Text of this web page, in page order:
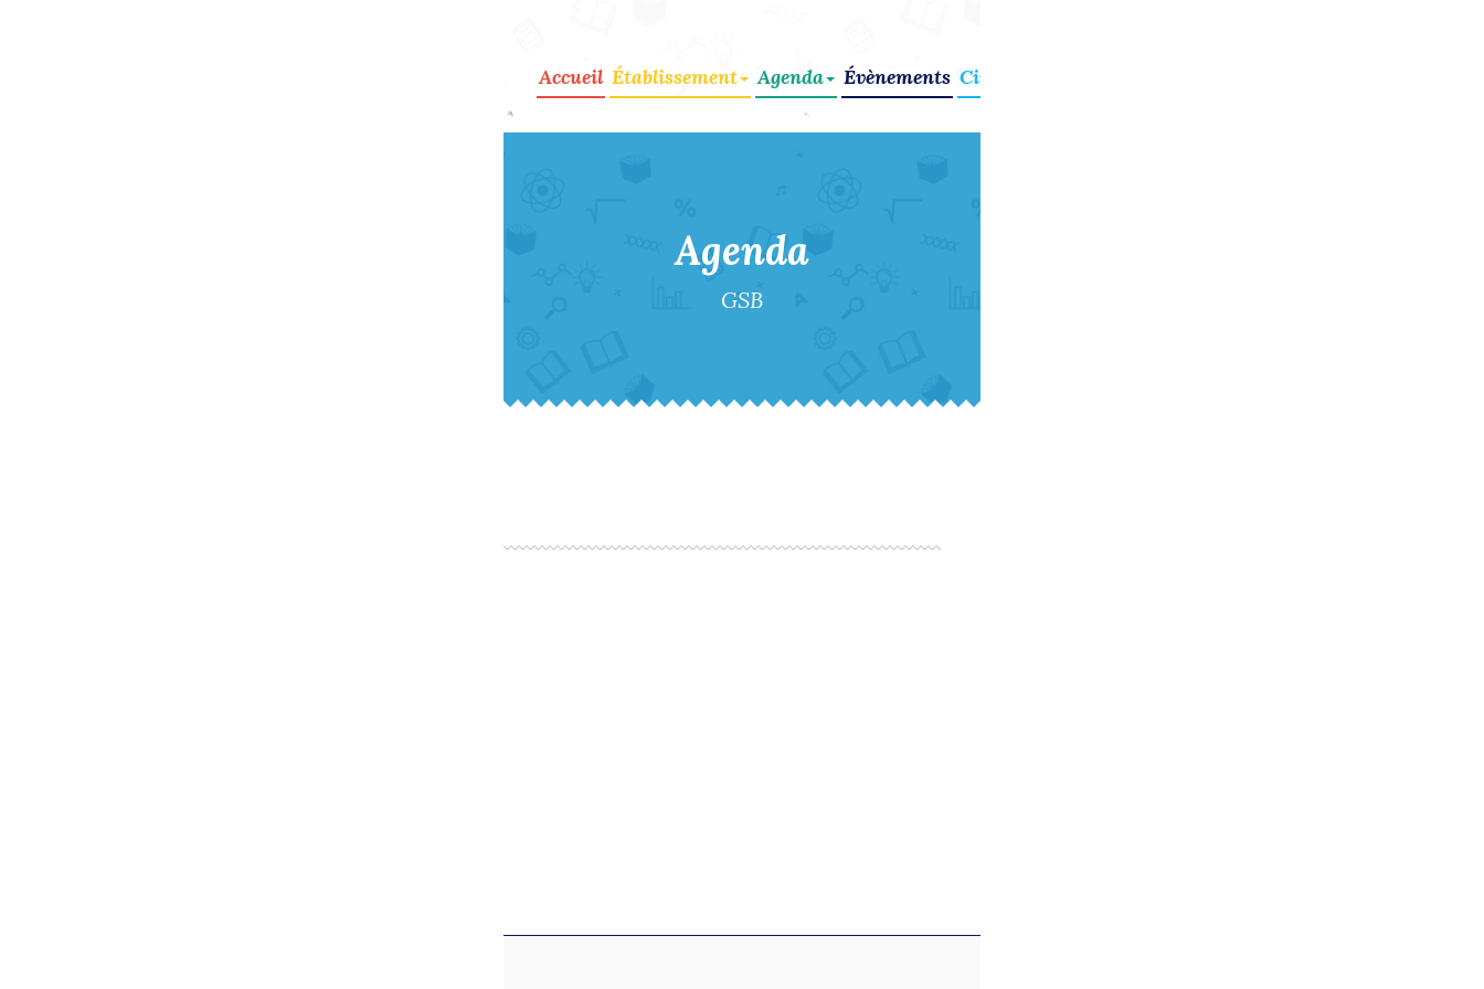
Accueil Établissement Agenda Évènements Circulaires
Agenda
GSB